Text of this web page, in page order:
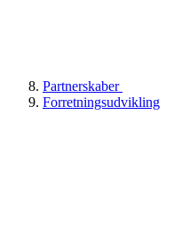
Partnerskaber
Forretningsudvikling